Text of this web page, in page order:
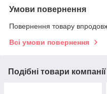
Умови повернення
Повернення товару
Всі умови повернення
Подібні товари компанії